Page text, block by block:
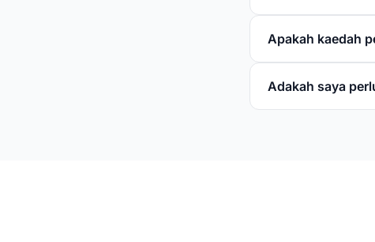
Apakah kaedah
Adakah saya